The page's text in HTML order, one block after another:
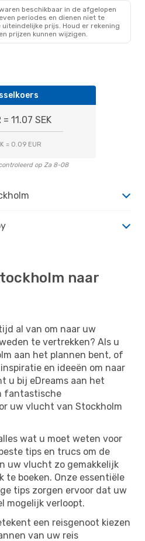
beschikbaar in de afgelopen
periodes en dienen niet te
prijs. Houd er rekening
prijzen kunnen wijzigen.
= 11.07 SEK
= 0.09 EUR
op Za 8-08
naar
al van om naar uw
te vertrekken? Als u
aan het plannen bent, of
en ideeën om naar
u bij eDreams aan het
fantastische
uw vlucht van Stockholm
wat u moet weten voor
tips en trucs om de
uw vlucht zo gemakkelijk
te boeken. Onze essentiële
tips zorgen ervoor dat uw
mogelijk verloopt.
een reisgenoot kiezen
van uw reis